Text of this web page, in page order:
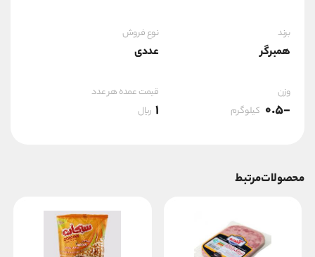
برند
همبرگر
نوع فروش
عددی
وزن
-0.5 کیلوگرم
قیمت عمده هر عدد
1 ریال
محصولات مرتبط